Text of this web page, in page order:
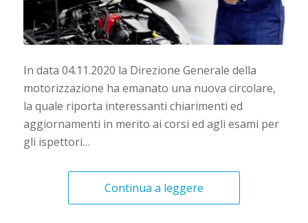
In data 04.11.2020 la Direzione Generale della
motorizzazione ha emanato una nuova circolare,
la quale riporta interessanti chiarimenti ed
aggiornamenti in merito ai corsi ed agli esami per
gli ispettori…
Continua a leggere